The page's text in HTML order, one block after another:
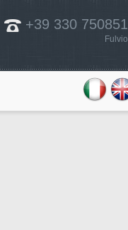
+39 330 750851
Fulvio